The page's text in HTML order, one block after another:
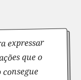
expressar
que o